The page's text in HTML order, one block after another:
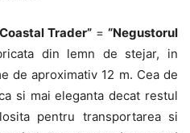
Trader”=“Negustorul
din lemn de stejar, in
de aproximativ 12 m. Cea de
si mai eleganta decat restul
pentru transportarea si